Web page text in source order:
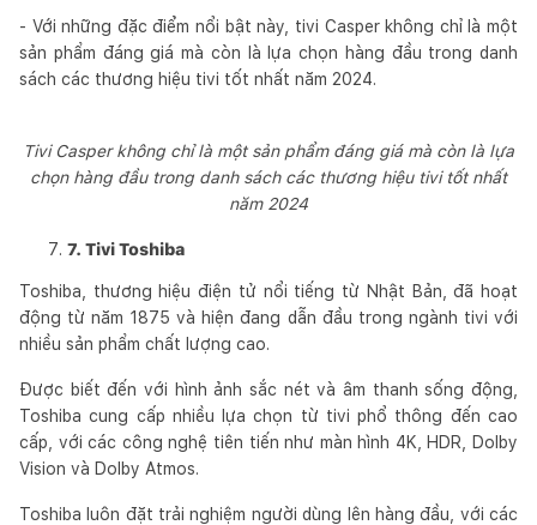
- Với những đặc điểm nổi bật này, tivi Casper không chỉ là một
sản phẩm đáng giá mà còn là lựa chọn hàng đầu trong danh
sách các thương hiệu tivi tốt nhất năm 2024.
Tivi Casper không chỉ là một sản phẩm đáng giá mà còn là lựa
chọn hàng đầu trong danh sách các thương hiệu tivi tốt nhất
năm 2024
7. Tivi Toshiba
Toshiba, thương hiệu điện tử nổi tiếng từ Nhật Bản, đã hoạt
động từ năm 1875 và hiện đang dẫn đầu trong ngành tivi với
nhiều sản phẩm chất lượng cao.
Được biết đến với hình ảnh sắc nét và âm thanh sống động,
Toshiba cung cấp nhiều lựa chọn từ tivi phổ thông đến cao
cấp, với các công nghệ tiên tiến như màn hình 4K, HDR, Dolby
Vision và Dolby Atmos.
Toshiba luôn đặt trải nghiệm người dùng lên hàng đầu, với các